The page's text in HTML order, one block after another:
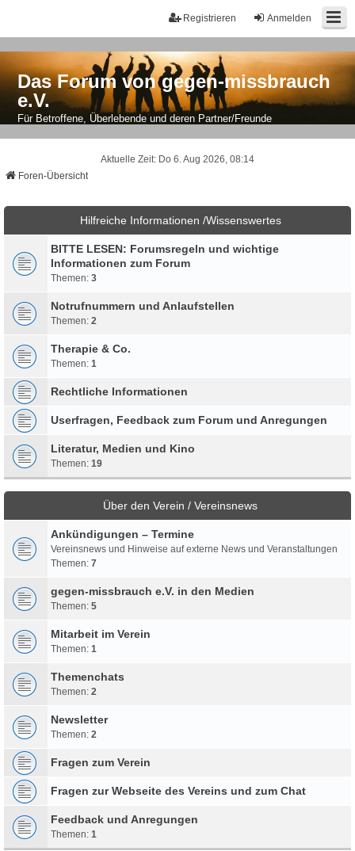
Anmelden
Registrieren
Das Forum von gegen-missbrauch
e.V.
Für Betroffene, Überlebende und deren Partner/Freunde
Aktuelle Zeit: Do 6. Aug 2026, 08:14
Foren-Übersicht
Hilfreiche Informationen /Wissenswertes
BITTE LESEN: Forumsregeln und wichtige
Informationen zum Forum
Themen: 3
Notrufnummern und Anlaufstellen
Themen: 2
Therapie & Co.
Themen: 1
Rechtliche Informationen
Userfragen, Feedback zum Forum und Anregungen
Literatur, Medien und Kino
Themen: 19
Über den Verein / Vereinsnews
Ankündigungen – Termine
Vereinsnews und Hinweise auf externe News und Veranstaltungen
Themen: 7
gegen-missbrauch e.V. in den Medien
Themen: 5
Mitarbeit im Verein
Themen: 1
Themenchats
Themen: 2
Newsletter
Themen: 2
Fragen zum Verein
Fragen zur Webseite des Vereins und zum Chat
Feedback und Anregungen
Themen: 1